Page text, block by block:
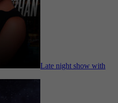
Late night show with